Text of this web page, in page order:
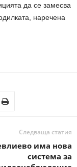
да се замесва
наречена
Следваща статия
има нова
система за